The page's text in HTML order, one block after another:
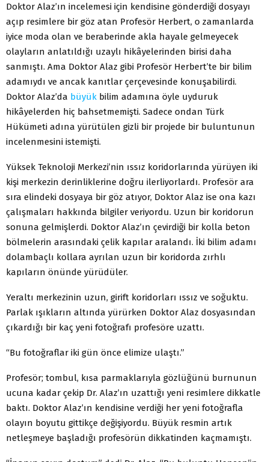
Doktor Alaz’ın incelemesi için kendisine gönderdiği dosyayı
açıp resimlere bir göz atan Profesör Herbert, o zamanlarda
iyice moda olan ve beraberinde akla hayale gelmeyecek
olayların anlatıldığı uzaylı hikâyelerinden birisi daha
sanmıştı. Ama Doktor Alaz gibi Profesör Herbert’te bir bilim
adamıydı ve ancak kanıtlar çerçevesinde konuşabilirdi.
Doktor Alaz’da büyük bilim adamına öyle uyduruk
hikâyelerden hiç bahsetmemişti. Sadece ondan Türk
Hükümeti adına yürütülen gizli bir projede bir buluntunun
incelenmesini istemişti.
Yüksek Teknoloji Merkezi’nin ıssız koridorlarında yürüyen iki
kişi merkezin derinliklerine doğru ilerliyorlardı. Profesör ara
sıra elindeki dosyaya bir göz atıyor, Doktor Alaz ise ona kazı
çalışmaları hakkında bilgiler veriyordu. Uzun bir koridorun
sonuna gelmişlerdi. Doktor Alaz’ın çevirdiği bir kolla beton
bölmelerin arasındaki çelik kapılar aralandı. İki bilim adamı
dolambaçlı kollara ayrılan uzun bir koridorda zırhlı
kapıların önünde yürüdüler.
Yeraltı merkezinin uzun, girift koridorları ıssız ve soğuktu.
Parlak ışıkların altında yürürken Doktor Alaz dosyasından
çıkardığı bir kaç yeni fotoğrafı profesöre uzattı.
“Bu fotoğraflar iki gün önce elimize ulaştı.”
Profesör; tombul, kısa parmaklarıyla gözlüğünü burnunun
ucuna kadar çekip Dr. Alaz’ın uzattığı yeni resimlere dikkatle
baktı. Doktor Alaz’ın kendisine verdiği her yeni fotoğrafla
olayın boyutu gittikçe değişiyordu. Büyük resmin artık
netleşmeye başladığı profesörün dikkatinden kaçmamıştı.